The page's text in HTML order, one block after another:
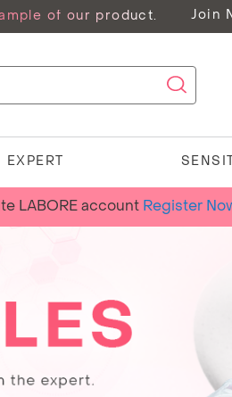
of our product. Join
EXPERT
LABORE account Register